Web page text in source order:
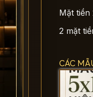
Mặt tiền
2 mặt
CÁC